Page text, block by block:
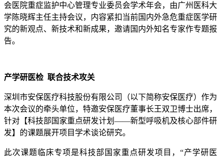
会医院重症监护中心管理专业委员会学术年会，由广州医科大
学陈晓辉主任主持会议，内容紧扣当前国内外急危重症医学研
究的新观点、新技术和新成果，邀请国内外知名专家作专题报
告。
产学研医检 联合技术攻关
深圳市安保医疗科技股份有限公司（以下简称安保医疗）作为
本次会议的牵头单位，特邀安保医疗董事长王双卫博士出席，
针对【科技部国家重点研发计划——新型呼吸机及核心部件研
发】的课题展开项目学术谈论研究。
此次课题临床专项是科技部国家重点研发项目，“产学研医